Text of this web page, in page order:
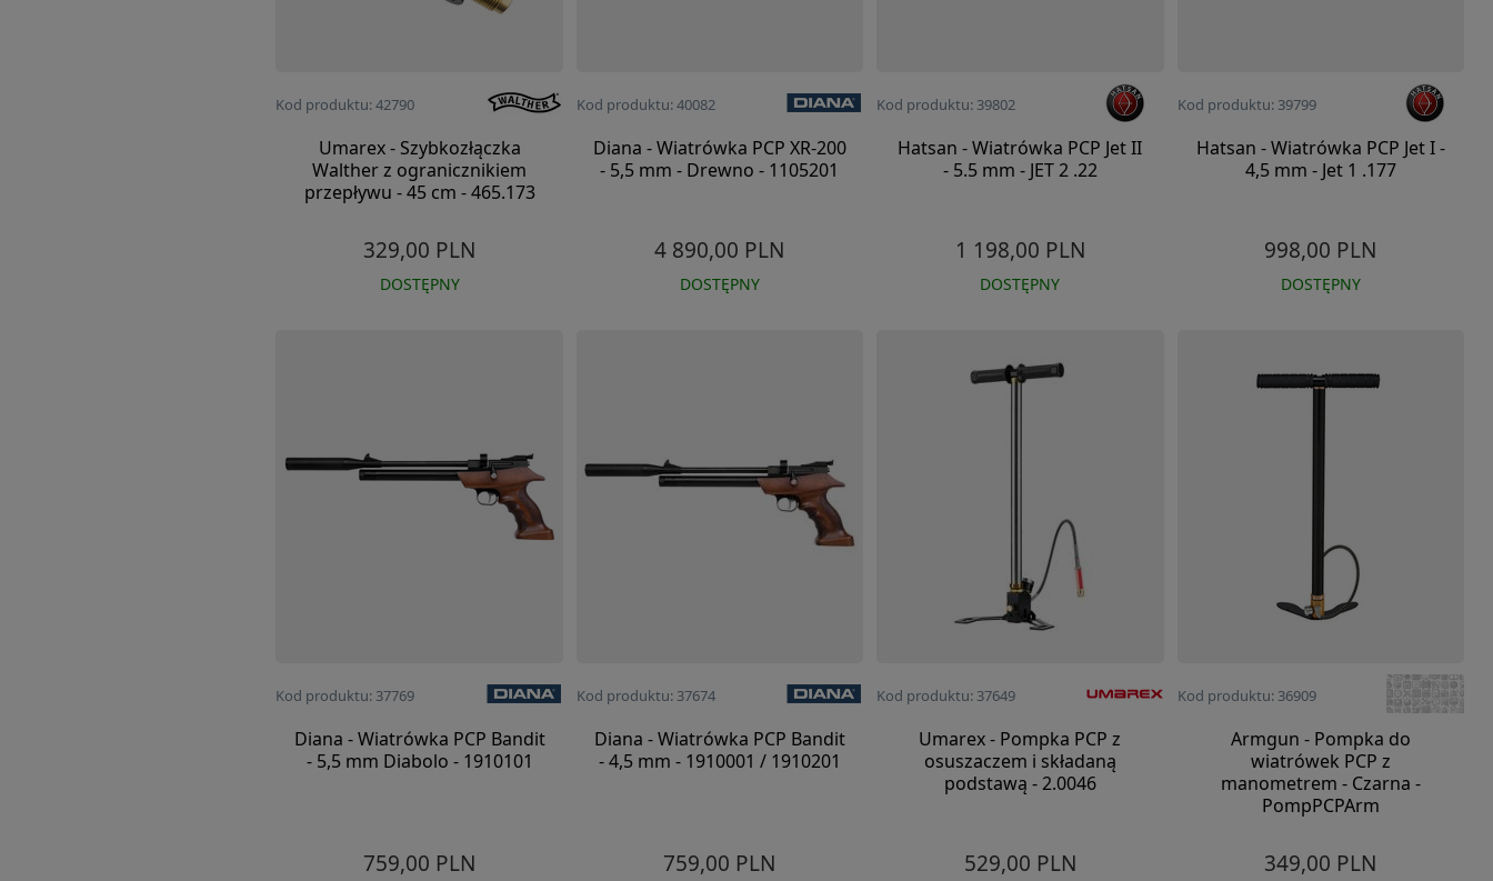
Kod produktu: 42790
Umarex - Szybkozłączka
Walther z ogranicznikiem
przepływu - 45 cm - 465.173
329,00 PLN
DOSTĘPNY
Kod produktu: 40082
Diana - Wiatrówka PCP XR-200
- 5,5 mm - Drewno - 1105201
4 890,00 PLN
DOSTĘPNY
Kod produktu: 39802
Hatsan - Wiatrówka PCP Jet II
- 5.5 mm - JET 2 .22
1 198,00 PLN
DOSTĘPNY
Kod produktu: 39799
Hatsan - Wiatrówka PCP Jet I -
4,5 mm - Jet 1 .177
998,00 PLN
DOSTĘPNY
Kod produktu: 37769
Diana - Wiatrówka PCP Bandit
- 5,5 mm Diabolo - 1910101
759,00 PLN
Kod produktu: 37674
Diana - Wiatrówka PCP Bandit
- 4,5 mm - 1910001 / 1910201
759,00 PLN
Kod produktu: 37649
Umarex - Pompka PCP z
osuszaczem i składaną
podstawą - 2.0046
529,00 PLN
Kod produktu: 36909
Armgun - Pompka do
wiatrówek PCP z
manometrem - Czarna -
PompPCPArm
349,00 PLN